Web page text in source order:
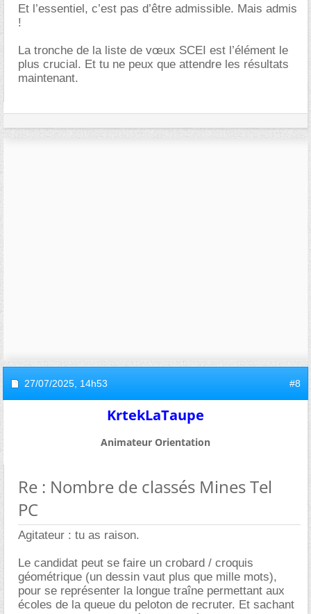
Et l’essentiel, c’est pas d’être admissible. Mais admis
!
La tronche de la liste de vœux SCEI est l’élément le
plus crucial. Et tu ne peux que attendre les résultats
maintenant.
27/07/2025, 14h53 #8
KrtekLaTaupe
Animateur Orientation
Re : Nombre de classés Mines Tel
PC
Agitateur : tu as raison.
Le candidat peut se faire un crobard / croquis
géométrique (un dessin vaut plus que mille mots),
pour se représenter la longue traîne permettant aux
écoles de la queue du peloton de recruter. Et sachant